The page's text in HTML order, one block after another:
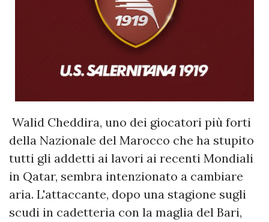
Walid Cheddira, uno dei giocatori più forti
della Nazionale del Marocco che ha stupito
tutti gli addetti ai lavori ai recenti Mondiali
in Qatar, sembra intenzionato a cambiare
aria. L'attaccante, dopo una stagione sugli
scudi in cadetteria con la maglia del Bari,